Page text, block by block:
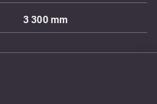
3 300 mm